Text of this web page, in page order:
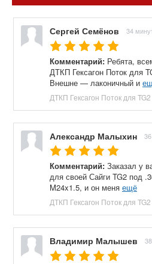
Сергей Семёнов 34
Комментарий: Ребята,
ДТКП Гексагон Поток для
Внешне — лаконичный и
Александр Малыхин
Комментарий: Заказал у
для своей Сайги TG2 под
M24x1.5, и он меня ещё
Владимир Малышев